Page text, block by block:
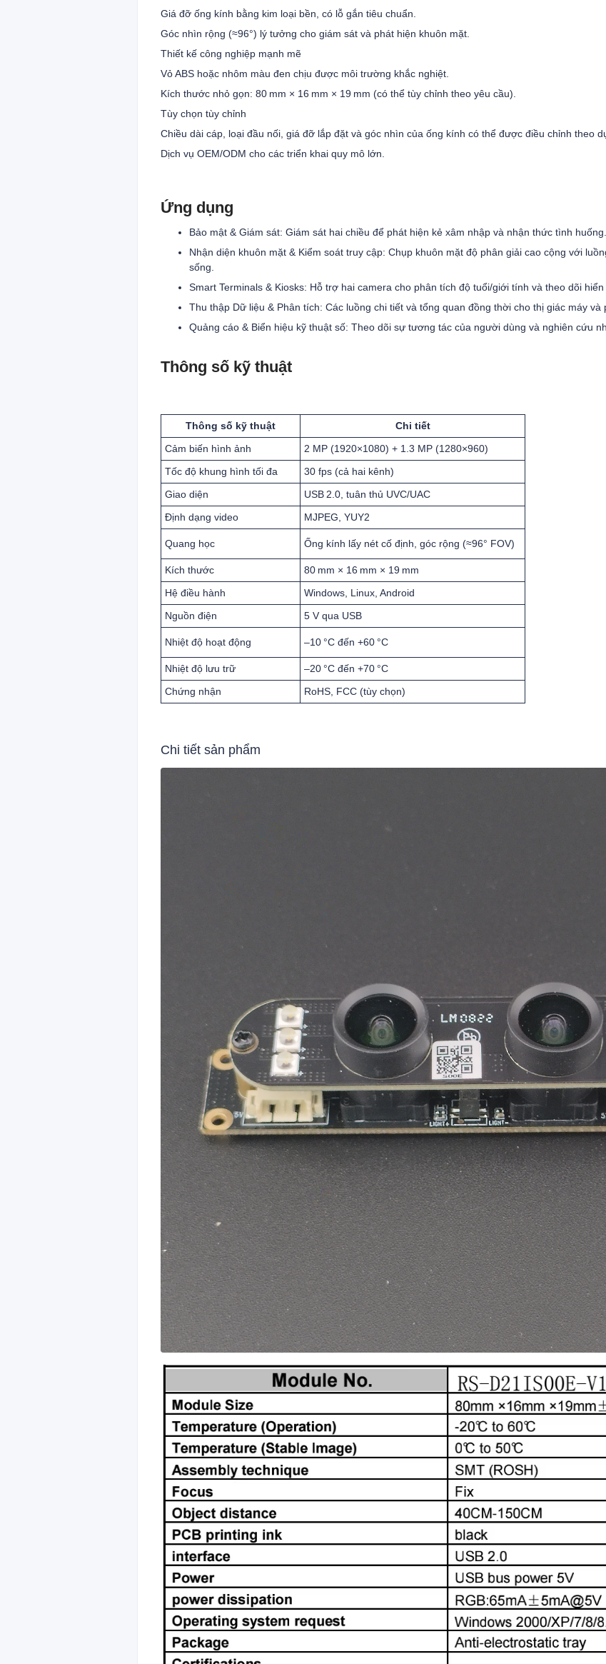
Giá đỡ ống kính bằng kim loại bền, có lỗ gắn tiêu chuẩn.
Góc nhìn rộng (≈96°) lý tưởng cho giám sát và phát hiện khuôn mặt.
Thiết kế công nghiệp mạnh mẽ
Vỏ ABS hoặc nhôm màu đen chịu được môi trường khắc nghiệt.
Kích thước nhỏ gọn: 80 mm × 16 mm × 19 mm (có thể tùy chỉnh theo yêu cầu).
Tùy chọn tùy chỉnh
Chiều dài cáp, loại đầu nối, giá đỡ lắp đặt và góc nhìn của ống kính có thể được điều chỉnh theo
Dịch vụ OEM/ODM cho các triển khai quy mô lớn.
Ứng dụng
Bảo mật & Giám sát: Giám sát hai chiều để phát hiện kẻ xâm nhập và nhận thức tình huống.
Nhận diện khuôn mặt & Kiểm soát truy cập: Chụp khuôn mặt độ phân giải cao cộng với
sống.
Smart Terminals & Kiosks: Hỗ trợ hai camera cho phân tích độ tuổi/giới tính và theo dõi hiển
Thu thập Dữ liệu & Phân tích: Các luồng chi tiết và tổng quan đồng thời cho thị giác máy và
Quảng cáo & Biển hiệu kỹ thuật số: Theo dõi sự tương tác của người dùng và nghiên cứu
Thông số kỹ thuật
Thông số kỹ thuật
Chi tiết
Cảm biến hình ảnh
2 MP (1920×1080) + 1.3 MP (1280×960)
Tốc độ khung hình tối đa
30 fps (cả hai kênh)
Giao diện
USB 2.0, tuân thủ UVC/UAC
Định dạng video
MJPEG, YUY2
Quang học Ống kính lấy nét cố định, góc rộng (≈96° FOV)
Kích thước
80 mm × 16 mm × 19 mm
Hệ điều hành
Windows, Linux, Android
Nguồn điện
5 V qua USB
Nhiệt độ hoạt động –10 °C đến +60 °C
Nhiệt độ lưu trữ
–20 °C đến +70 °C
Chứng nhận
RoHS, FCC (tùy chọn)
Chi tiết sản phẩm